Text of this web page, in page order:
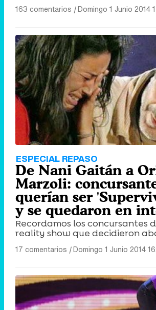
163 comentarios |Domingo 1 Junio 2014
ESPECIAL REPASO
De Nani Gaitán a
Marzoli:
querían ser
y se quedaron en
Recordamos los concursantes
reality show que decidieron
17 comentarios |Domingo 1 Junio 2014